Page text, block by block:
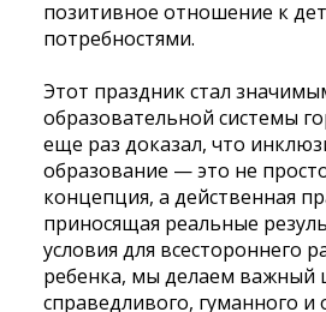
позитивное отношение к
потребностями.
Этот праздник стал
образовательной системы
еще раз доказал, что
образование — это не
концепция, а действенная
приносящая реальные
условия для всестороннего
ребенка, мы делаем важный
справедливого, гуманного и